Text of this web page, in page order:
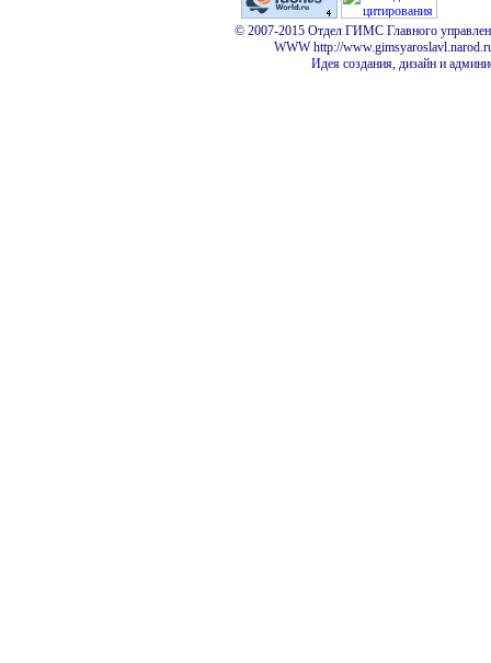
© 2007-2015 Отдел ГИМС Главного
WWW http://
Идея создания, дизайн и